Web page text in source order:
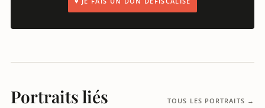
Portraits liés TOUS LES PORTRAITS →